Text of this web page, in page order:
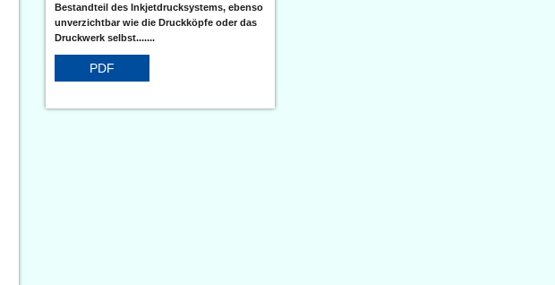
Bestandteil des Inkjetdrucksystems, ebenso
unverzichtbar wie die Druckköpfe oder das
Druckwerk selbst.......
PDF